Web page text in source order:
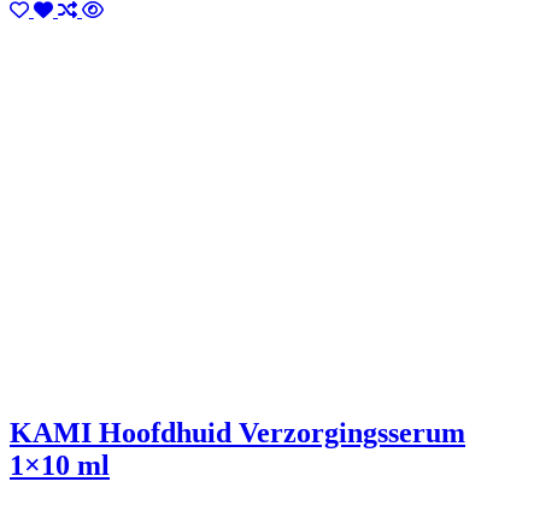
KAMI Hoofdhuid Verzorgingsserum
1×10 ml